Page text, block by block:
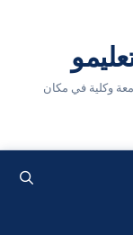
الأكاديمية العراقية — أكثر من 20 جامعة وكلية في مكان